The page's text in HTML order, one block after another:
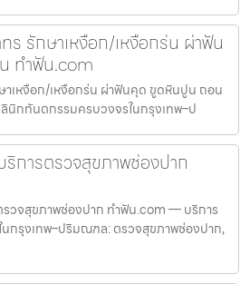
รักษาเหงือก/เหงือกร่น ผ่าฟัน
ทำฟัน.com
เหงือก/เหงือกร่น ผ่าฟันคุด ขูดหินปูน ถอน
กทันตกรรมครบวงจรในกรุงเทพ–ป
การตรวจสุขภาพช่องปาก
วจสุขภาพช่องปาก ทำฟัน.com — บริการ
กรุงเทพ–ปริมณฑล: ตรวจสุขภาพช่องปาก,